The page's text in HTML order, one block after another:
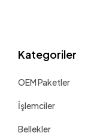
Kategoriler
OEM Paketler
İşlemciler
Bellekler